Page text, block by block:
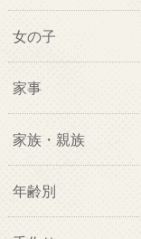
女の子
家事
家族・親族
年齢別